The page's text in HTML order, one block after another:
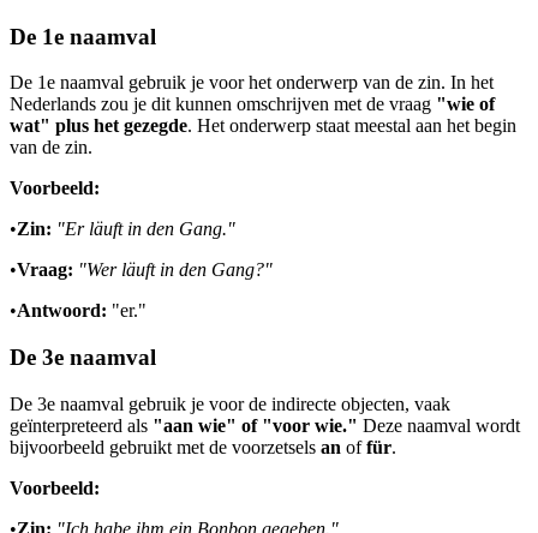
De 1e naamval
De 1e naamval gebruik je voor het onderwerp van de zin. In het
Nederlands zou je dit kunnen omschrijven met de vraag "wie of
wat" plus het gezegde. Het onderwerp staat meestal aan het begin
van de zin.
Voorbeeld:
•Zin: "Er läuft in den Gang."
•Vraag: "Wer läuft in den Gang?"
•Antwoord: "er."
De 3e naamval
De 3e naamval gebruik je voor de indirecte objecten, vaak
geïnterpreteerd als "aan wie" of "voor wie." Deze naamval wordt
bijvoorbeeld gebruikt met de voorzetsels an offür.
Voorbeeld:
•Zin: "Ich habe ihm ein Bonbon gegeben."